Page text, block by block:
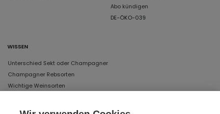
Abo kündigen
DE-ÖKO-039
WISSEN
Unterschied Sekt oder Champagner
Champagner Rebsorten
Wichtige Weinsorten